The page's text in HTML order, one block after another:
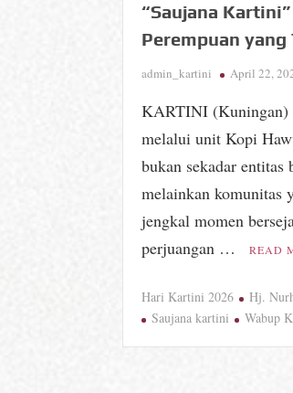
“Saujana
Perempuan
admin_kartini April 22,
KARTINI (Kuningan)
melalui unit Kopi
bukan sekadar entitas
melainkan komunitas
jengkal momen
perjuangan …
READ
Hari Kartini 2026 Hj.
Saujana kartini
Wabup